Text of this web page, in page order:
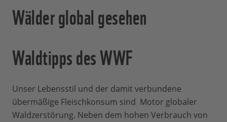
Wälder global gesehen
Waldtipps des WWF
Unser Lebensstil und der damit verbundene
übermäßige Fleischkonsum sind Motor globaler
Waldzerstörung. Neben dem hohen Verbrauch von